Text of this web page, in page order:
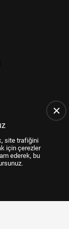
site trafiğini
için çerezler
ederek, bu